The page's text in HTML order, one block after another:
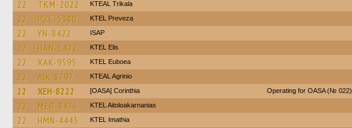
22 TKM-2022 KTEAL Trikala
22 PZE-5380 KTEL Preveza
22 YN-8422 ISAP
22 HAN-1422 KTEL Elis
22 XAK-9595 ΚΤΕL Euboea
22 AIK-8797 KTEAL Agrinio
22 XEH-8222 [OASA] Corinthia Operating for OASA (№ 022)
22 MEB-8476 KTEL Aitoloakarnanias
22 HMN-4445 KTEL Imathia